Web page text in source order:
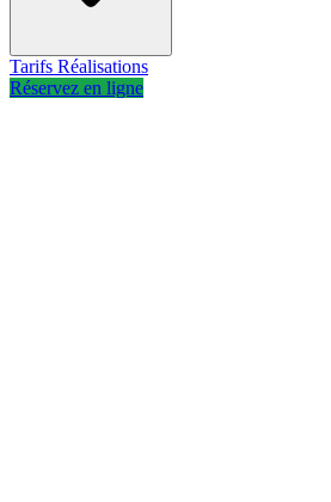
Tarifs Réalisations
Réservez en ligne